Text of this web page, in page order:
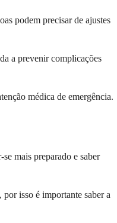
podem precisar de ajustes
a prevenir complicações
médica de emergência.
mais preparado e saber
isso é importante saber a